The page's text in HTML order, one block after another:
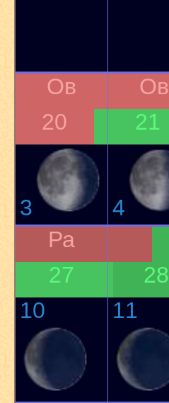
Ов
20
3
Ов
21
4
Ра
27
10
28
11